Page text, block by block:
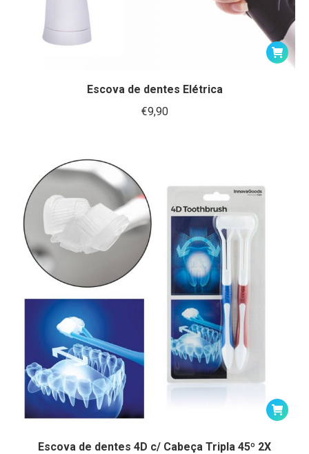
Escova de dentes Elétrica
€9,90
Escova de dentes 4D c/ Cabeça Tripla 45º 2X